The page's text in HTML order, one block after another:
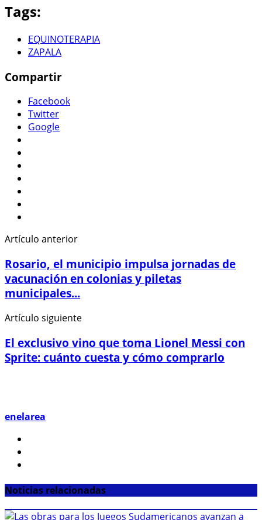
Tags:
EQUINOTERAPIA
ZAPALA
Compartir
Facebook
Twitter
Google
Artículo anterior
Rosario, el municipio impulsa jornadas de
vacunación en colonias y piletas
municipales...
Artículo siguiente
El exclusivo vino que toma Lionel Messi con
Sprite: cuánto cuesta y cómo comprarlo
enelarea
Noticias relacionadas